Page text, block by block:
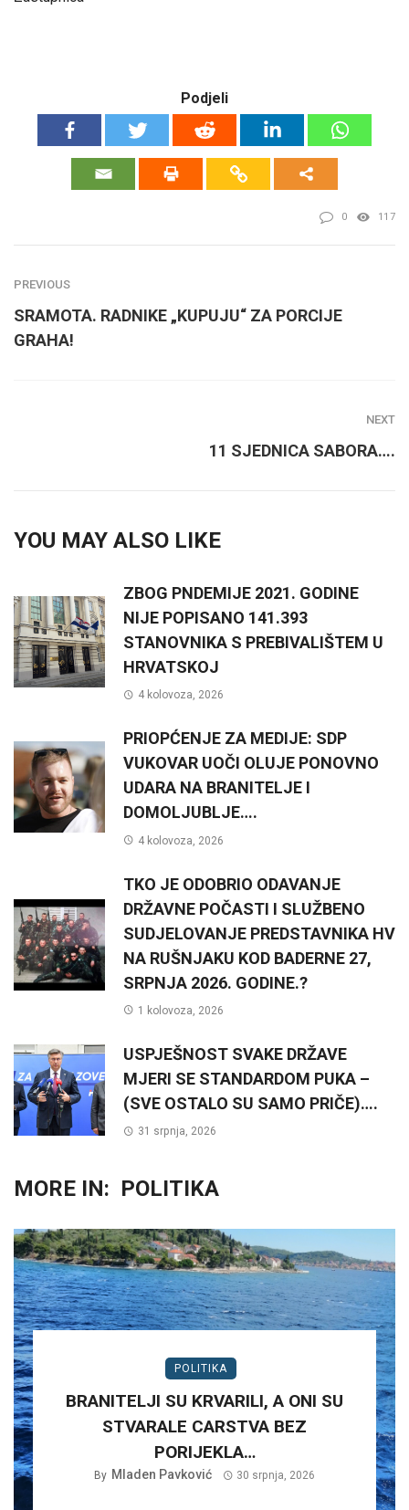
Podjeli
0 117
PREVIOUS
SRAMOTA. RADNIKE „KUPUJU“ ZA PORCIJE
GRAHA!
NEXT
11 SJEDNICA SABORA….
YOU MAY ALSO LIKE
ZBOG PNDEMIJE 2021. GODINE
NIJE POPISANO 141.393
STANOVNIKA S PREBIVALIŠTEM U
HRVATSKOJ
4 kolovoza, 2026
PRIOPĆENJE ZA MEDIJE: SDP
VUKOVAR UOČI OLUJE PONOVNO
UDARA NA BRANITELJE I
DOMOLJUBLJE….
4 kolovoza, 2026
TKO JE ODOBRIO ODAVANJE
DRŽAVNE POČASTI I SLUŽBENO
SUDJELOVANJE PREDSTAVNIKA HV
NA RUŠNJAKU KOD BADERNE 27,
SRPNJA 2026. GODINE.?
1 kolovoza, 2026
USPJEŠNOST SVAKE DRŽAVE
MJERI SE STANDARDOM PUKA –
(SVE OSTALO SU SAMO PRIČE)….
31 srpnja, 2026
MORE IN: POLITIKA
POLITIKA
BRANITELJI SU KRVARILI, A ONI SU
STVARALE CARSTVA BEZ
PORIJEKLA…
By Mladen Pavković 30 srpnja, 2026